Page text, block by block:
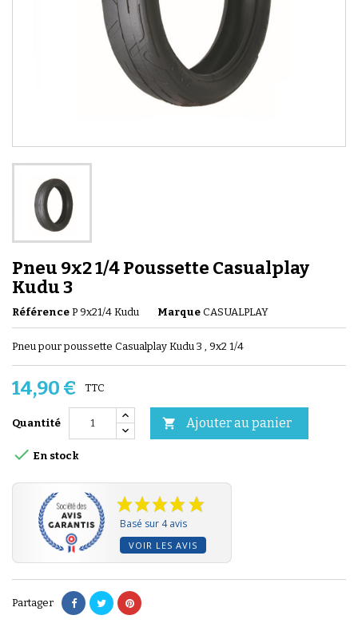
Pneu 9x2 1/4 Poussette Casualplay
Kudu 3
Référence P 9x21/4 Kudu Marque CASUALPLAY
Pneu pour poussette Casualplay Kudu 3 , 9x2 1/4
14,90 € TTC
Quantité  Ajouter au panier
 En stock
Basé sur 4 avis
VOIR LES AVIS
Partager